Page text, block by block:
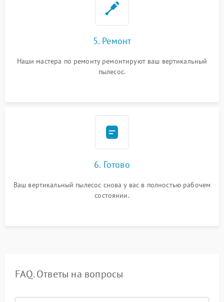
5. Ремонт
Наши мастера по ремонту ремонтируют ваш вертикальный
пылесос.
6. Готово
Ваш вертикальный пылесос снова у вас в полностью рабочем
состоянии.
FAQ. Ответы на вопросы